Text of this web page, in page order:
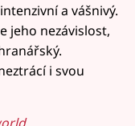
a vášnivý.
jeho nezávislost,
i svou